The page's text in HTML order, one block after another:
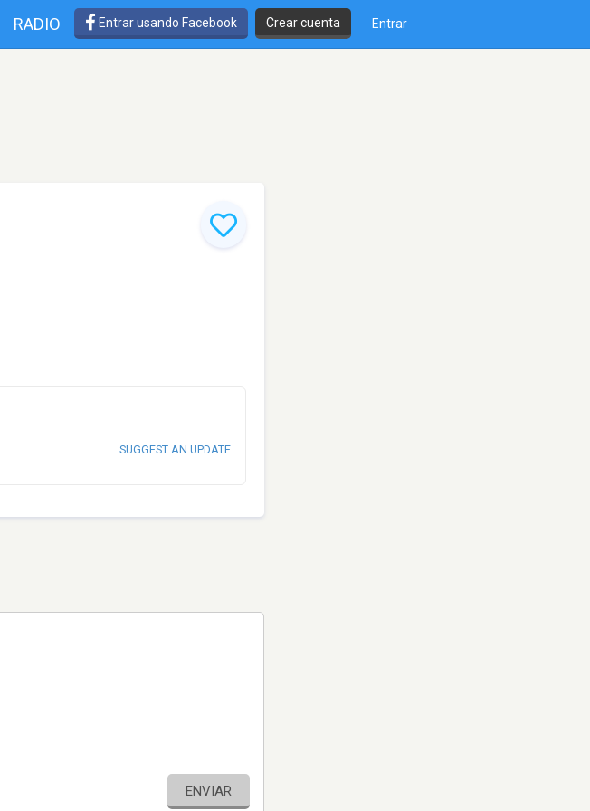
RADIO Entrar usando Facebook Crear cuenta Entrar
SUGGEST AN UPDATE
ENVIAR